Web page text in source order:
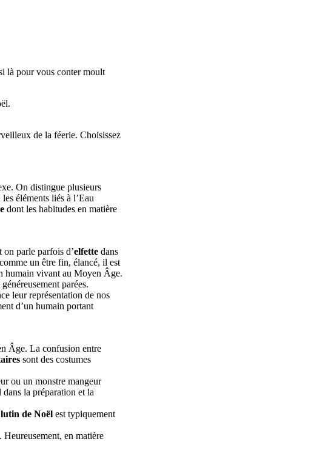
là pour vous conter moult
de la féerie. Choisissez
On distingue plusieurs
les éléments liés à l’Eau
dont les habitudes en matière
on parle parfois d’elfette dans
un être fin, élancé, il est
humain vivant au Moyen Âge.
parées.
leur représentation de nos
d’un humain portant
Âge. La confusion entre
sont des costumes
ou un monstre mangeur
la préparation et la
de Noël est typiquement
Heureusement, en matière